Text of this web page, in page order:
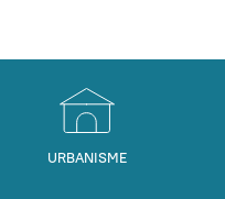
URBANISME